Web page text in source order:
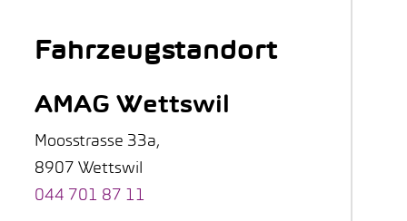
Fahrzeugstandort
AMAG Wettswil
Moosstrasse 33a,
8907 Wettswil
044 701 87 11